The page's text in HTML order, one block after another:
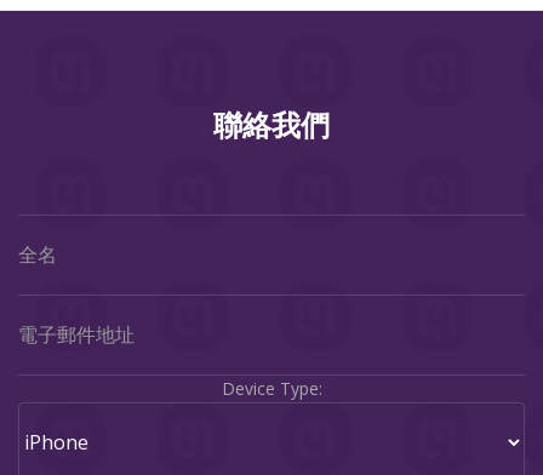
聯絡我們
Device Type: